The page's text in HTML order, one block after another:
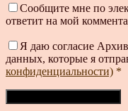
Сообщите мне по
ответит на мой
Я даю согласие
данных, которые я
конфиденциальности) *